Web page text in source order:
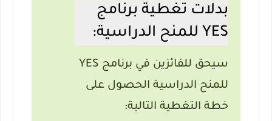
بدلات تغطية برنامج
YES للمنح الدراسية:
سيحق للفائزين في برنامج YES
للمنح الدراسية الحصول على
خطة التغطية التالية: